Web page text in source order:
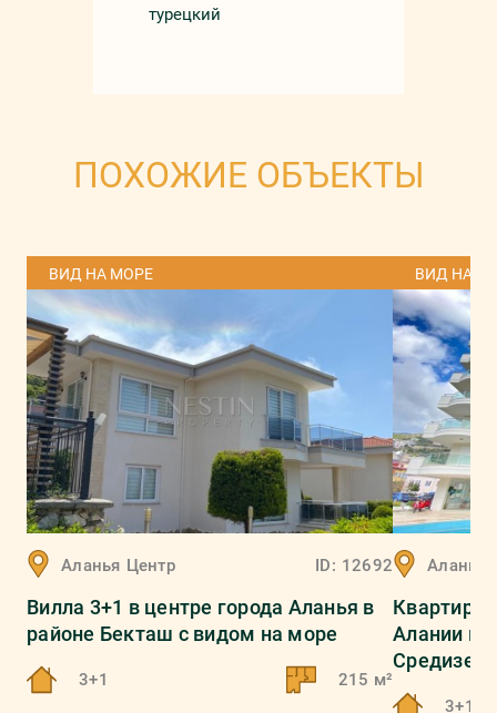
турецкий
ПОХОЖИЕ ОБЪЕКТЫ
ВИД НА МОРЕ
Аланья Центр ID: 12692
Вилла 3+1 в центре города Аланья в
районе Бекташ с видом на море
3+1 215 м²
ВИД НА
Аланья
Квартира
Алании в
3+1